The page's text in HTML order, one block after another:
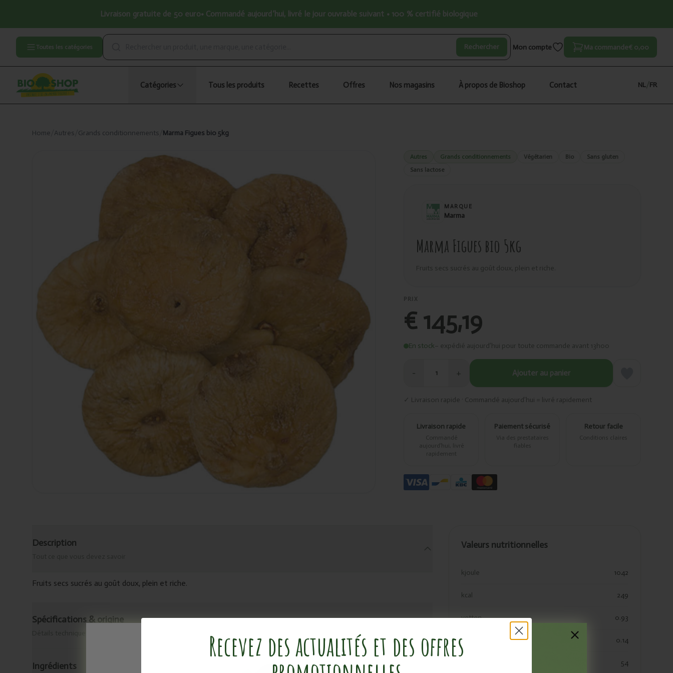
Livraison gratuite de 50 euro• Commandé aujourd’hui, livré le jour ouvrable suivant • 100 % certifié biologique
Toutes les catégories Rechercher Mon compte Ma commande€ 0,00
Catégories Tous les produits Recettes Offres Nos magasins À propos de Bioshop Contact NL FR
Home Autres Grands conditionnements Marma Figues bio 5kg
Autres Grands conditionnements Végétarien Bio
Sans gluten
Sans lactose
MARQUE
Marma
Marma Figues bio 5kg
Fruits secs sucrés au goût doux, plein et riche.
PRIX
€ 145,19
En stock– expédié aujourd’hui pour toute commande avant 13h00
− 1 + Ajouter au panier
✓ Livraison rapide · Commandé aujourd’hui = livré rapidement
Livraison rapide
Commandé
aujourd’hui, livré
rapidement
Paiement sécurisé
Via des prestataires
fiables
Retour facile
Conditions claires
Description
Fruits secs sucrés au goût doux, plein et riche.
Spécifications & origine
Ingrédients
Valeurs nutritionnelles
kjoule 1042
kcal 249
vetten 0.93
verzadigde vetten 0.14
54
Recevez des actualités et des offres